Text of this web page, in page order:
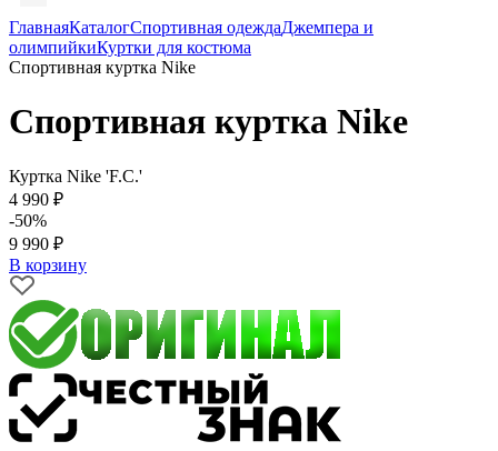
ГлавнаяКаталогСпортивная одеждаДжемпера и
олимпийкиКуртки для костюма
Спортивная куртка Nike
Спортивная куртка Nike
Куртка Nike 'F.C.'
4 990 ₽
-50%
9 990 ₽
В корзину